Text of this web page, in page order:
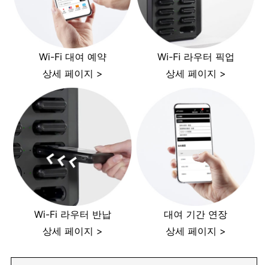
Wi-Fi 대여 예약
상세 페이지 >
Wi-Fi 라우터 픽업
상세 페이지 >
Wi-Fi 라우터 반납
상세 페이지 >
대여 기간 연장
상세 페이지 >